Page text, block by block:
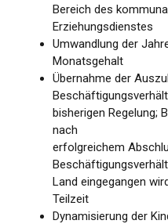
Bereich des
Erziehungsdienstes
Umwandlung der
Monatsgehalt
Übernahme der
bisherigen Regelung;
nach
erfolgreichem
Land eingegangen
Teilzeit
Dynamisierung der